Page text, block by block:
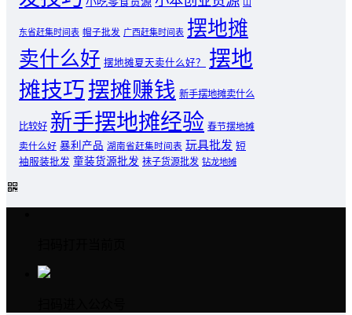
山
东省赶集时间表 帽子批发 广西赶集时间表 摆地摊
卖什么好 摆地摊夏天卖什么好？
摆地
摊技巧 摆摊赚钱 新手摆地摊卖什么
比较好 新手摆地摊经验 春节摆地摊
卖什么好 暴利产品 湖南省赶集时间表 玩具批发 短
袖服装批发 童装货源批发 袜子货源批发 钻龙地摊